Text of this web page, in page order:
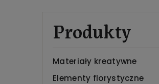
Produkty
Materiały kreatywne
Elementy florystyczne